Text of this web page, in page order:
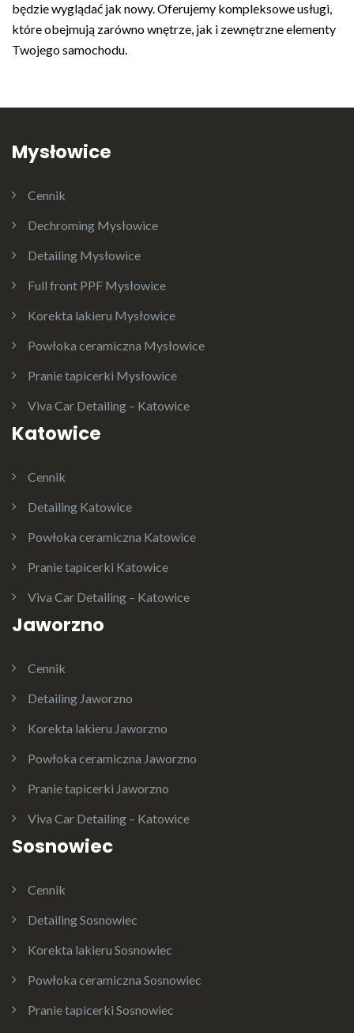
będzie wyglądać jak nowy. Oferujemy kompleksowe usługi,
które obejmują zarówno wnętrze, jak i zewnętrzne elementy
Twojego samochodu.
Mysłowice
Cennik
Dechroming Mysłowice
Detailing Mysłowice
Full front PPF Mysłowice
Korekta lakieru Mysłowice
Powłoka ceramiczna Mysłowice
Pranie tapicerki Mysłowice
Viva Car Detailing – Katowice
Katowice
Cennik
Detailing Katowice
Powłoka ceramiczna Katowice
Pranie tapicerki Katowice
Viva Car Detailing – Katowice
Jaworzno
Cennik
Detailing Jaworzno
Korekta lakieru Jaworzno
Powłoka ceramiczna Jaworzno
Pranie tapicerki Jaworzno
Viva Car Detailing – Katowice
Sosnowiec
Cennik
Detailing Sosnowiec
Korekta lakieru Sosnowiec
Powłoka ceramiczna Sosnowiec
Pranie tapicerki Sosnowiec